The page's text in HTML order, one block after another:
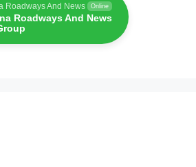
Roadways And News Online
Roadways And News